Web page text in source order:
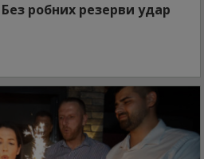
робних резерви удар